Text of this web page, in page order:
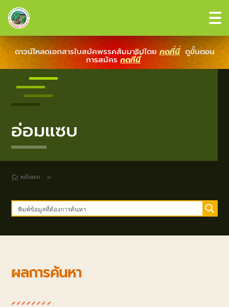
ดาวน์โหลดเอกสารใบสมัคพรรคสัมมาธิปไตย กดที่นี่ ดูขั้นตอน
การสมัครกดที่นี่
อ่อมแซบ
 หน้าแรก 9
ผลการค้นหา